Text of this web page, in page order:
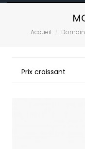
Accueil
Prix croissant